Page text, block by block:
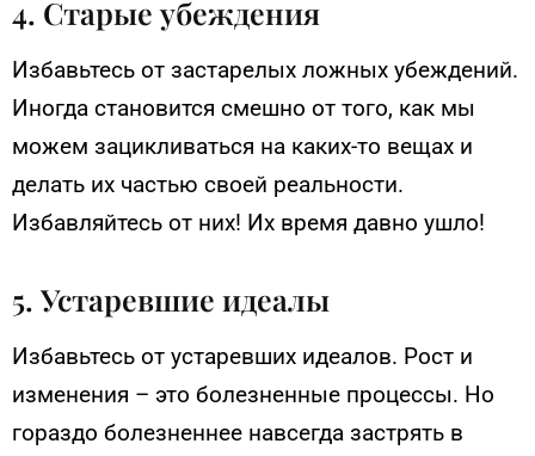
4. Старые убеждения
Избавьтесь от застарелых ложных убеждений.
Иногда становится смешно от того, как мы
можем зацикливаться на каких-то вещах и
делать их частью своей реальности.
Избавляйтесь от них! Их время давно ушло!
5. Устаревшие идеалы
Избавьтесь от устаревших идеалов. Рост и
изменения – это болезненные процессы. Но
гораздо болезненнее навсегда застрять в